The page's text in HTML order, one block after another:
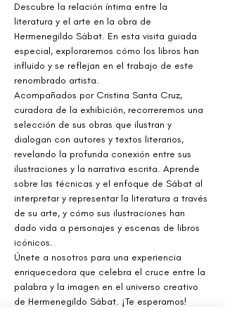
Descubre la relación íntima entre la
literatura y el arte en la obra de
Hermenegildo Sábat. En esta visita guiada
especial, exploraremos cómo los libros han
influido y se reflejan en el trabajo de este
renombrado artista.
Acompañados por Cristina Santa Cruz,
curadora de la exhibición, recorreremos una
selección de sus obras que ilustran y
dialogan con autores y textos literarios,
revelando la profunda conexión entre sus
ilustraciones y la narrativa escrita. Aprende
sobre las técnicas y el enfoque de Sábat al
interpretar y representar la literatura a través
de su arte, y cómo sus ilustraciones han
dado vida a personajes y escenas de libros
icónicos.
Únete a nosotros para una experiencia
enriquecedora que celebra el cruce entre la
palabra y la imagen en el universo creativo
de Hermenegildo Sábat. ¡Te esperamos!